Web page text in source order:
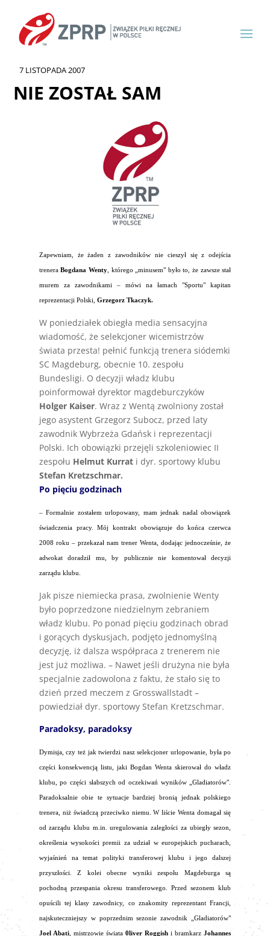
7 LISTOPADA 2007
NIE ZOSTAŁ SAM
Zapewniam, że żaden z zawodników nie cieszył się z odejścia
treneraBogdana Wenty , którego „minusem" było to, że zawsze stał
murem za zawodnikami – mówi na łamach "Sportu" kapitan
reprezentacji Polski, Grzegorz Tkaczyk.
W poniedziałek obiegła media sensacyjna
wiadomość, że selekcjoner wicemistrzów
świata przesta! pełnić funkcją trenera siódemki
SC Magdeburg, obecnie 10. zespołu
Bundesligi. O decyzji władz klubu
poinformował dyrektor magdeburczyków
Holger Kaiser. Wraz z Wentą zwolniony został
jego asystent Grzegorz Subocz, przed laty
zawodnik Wybrzeża Gdańsk i reprezentacji
Polski. Ich obowiązki przejęli szkoleniowiec II
zespołu Helmut Kurrati dyr. sportowy klubu
Stefan Kretzschmar.
Po pięciu godzinach
– Formalnie zostałem urlopowany, mam jednak nadal obowiązek
świadczenia pracy. Mój kontrakt obowiązuje do końca czerwca
2008 roku – przekazał nam trener Wenta, dodając jednocześnie, że
adwokat doradził mu, by publicznie nie komentował decyzji
zarządu klubu.
Jak pisze niemiecka prasa, zwolnienie Wenty
było poprzedzone niedzielnym zebraniem
władz klubu. Po ponad pięciu godzinach obrad
i gorących dyskusjach, podjęto jednomyślną
decyzję, iż dalsza współpraca z trenerem nie
jest już możliwa. – Nawet jeśli drużyna nie była
specjalnie zadowolona z faktu, że stało się to
dzień przed meczem z Grosswallstadt –
powiedział dyr. sportowy Stefan Kretzschmar.
Paradoksy, paradoksy
Dymisja, czy też jak twierdzi nasz selekcjoner urlopowanie, była po
części konsekwencją listu, jaki Bogdan Wenta skierował do władz
klubu, po części słabszych od oczekiwań wyników „Gladiatorów".
Paradoksalnie obie te sytuacje bardziej bronią jednak polskiego
trenera, niż świadczą przeciwko niemu. W liście Wenta domagał się
od zarządu klubu m.in. uregulowania zaległości za ubiegły sezon,
określenia wysokości premii za udział w europejskich pucharach,
wyjaśnień na temat polityki transferowej klubu i jego dalszej
przyszłości. Z kolei obecne wyniki zespołu Magdeburga są
pochodną przespania okresu transferowego. Przed sezonem klub
opuścili tej klasy zawodnicy, co znakomity reprezentant Francji,
najskuteczniejszy w poprzednim sezonie zawodnik „Gladiatorów"
Joel Abati, mistrzowie świata0liver Roggish i bramkarzJohannes